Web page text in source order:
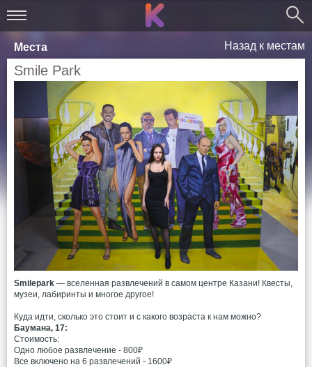
Места Назад к местам
Smile Park
Smilepark — вселенная развлечений в самом центре Казани! Квесты,
музеи, лабиринты и многое другое!
Куда идти, сколько это стоит и с какого возраста к нам можно?
Баумана, 17:
Стоимость:
Одно любое развлечение - 800₽
Все включено на 6 развлечений - 1600₽